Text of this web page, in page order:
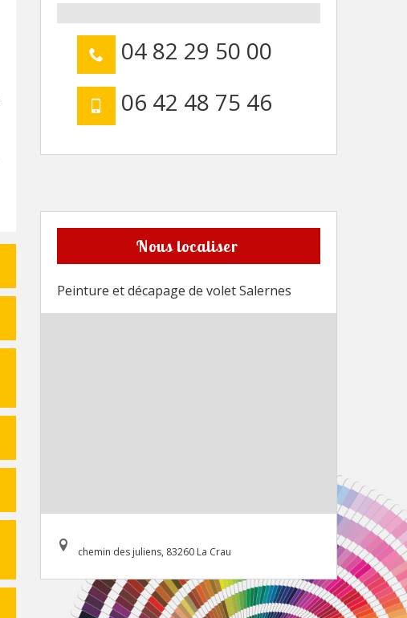
04 82 29 50 00
06 42 48 75 46
Nous localiser
Peinture et décapage de volet Salernes
chemin des juliens, 83260 La Crau